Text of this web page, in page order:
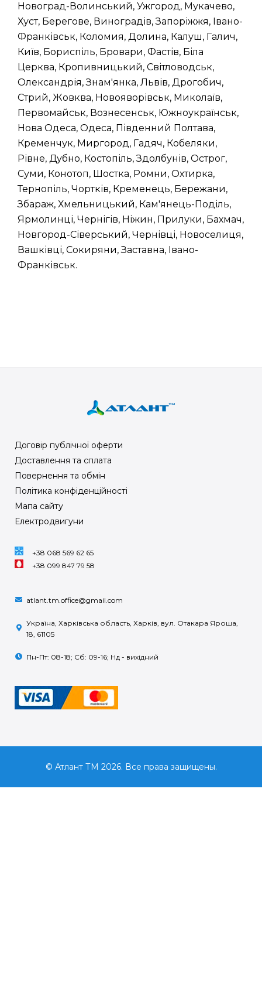
Новоград-Волинський, Ужгород, Мукачево,
Хуст, Берегове, Виноградів, Запоріжжя, Івано-
Франківськ, Коломия, Долина, Калуш, Галич,
Київ, Бориспіль, Бровари, Фастів, Біла
Церква, Кропивницький, Світловодськ,
Олександрія, Знам'янка, Львів, Дрогобич,
Стрий, Жовква, Новояворівськ, Миколаїв,
Первомайськ, Вознесенськ, Южноукраїнськ,
Нова Одеса, Одеса, Південний Полтава,
Кременчук, Миргород, Гадяч, Кобеляки,
Рівне, Дубно, Костопіль, Здолбунів, Острог,
Суми, Конотоп, Шостка, Ромни, Охтирка,
Тернопіль, Чортків, Кременець, Бережани,
Збараж, Хмельницький, Кам'янець-Поділь,
Ярмолинці, Чернігів, Ніжин, Прилуки, Бахмач,
Новгород-Сіверський, Чернівці, Новоселиця,
Вашківці, Сокиряни, Заставна, Івано-
Франківськ.
Договір публічної оферти
Доставлення та сплата
Повернення та обмін
Політика конфіденційності
Мапа сайту
Електродвигуни
+38 068 569 62 65
+38 099 847 79 58
atlant.tm.office@gmail.com
Україна, Харківська область, Харків, вул. Отакара Яроша,
18, 61105
Пн-Пт: 08-18; Сб: 09-16; Нд - вихідний
© Атлант ТМ 2026. Все права защищены.